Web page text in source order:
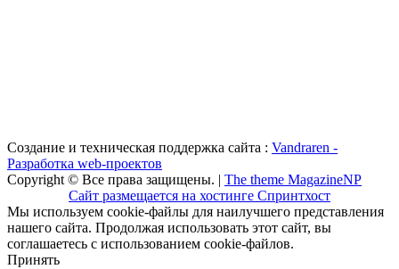
Создание и техническая поддержка сайта : Vandraren -
Разработка web-проектов
Copyright © Все права защищены. | The theme MagazineNP
Сайт размещается на хостинге Спринтхост
Мы используем cookie-файлы для наилучшего представления
нашего сайта. Продолжая использовать этот сайт, вы
соглашаетесь с использованием cookie-файлов.
Принять